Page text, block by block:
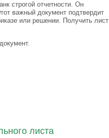
строгой отчетности. Он
важный документ подтвердит
или решении. Получить лист
листа